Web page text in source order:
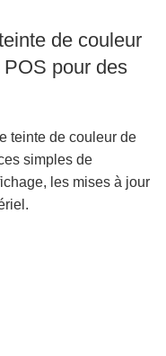
de couleur
pour des
teinte de couleur de
simples de
les mises à jour